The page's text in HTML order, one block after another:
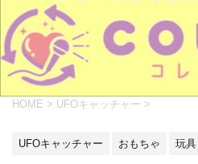
HOME > UFOキャッチャー >
UFOキャッチャー おもちゃ 玩具